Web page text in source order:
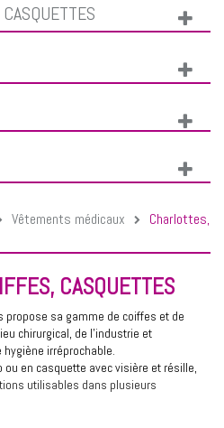
Vêtements médicaux
Charlottes,
CASQUETTES
propose sa gamme de coiffes et de
chirurgical, de l'industrie et
irréprochable.
ou en casquette avec visière et résille,
utilisables dans plusieurs